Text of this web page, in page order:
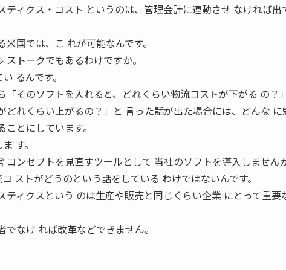
ティクス・コスト というのは、管理会計に連動させ なければ出
国では、こ れが可能なんです。
ストークでもあるわけですか。
るんです。
「そのソフトを入れると、どれくらい物流コストが下がる の？
どれくらい上がるの？」と 言った話が出た場合には、どんな に
とにしています。
す。
コンセプトを見直すツールとして 当社のソフトを導入しません
ストがどうのという話をしている わけではないんです。
ティクスという のは生産や販売と同じくらい企業 にとって重要
なけ れば改革などできません。